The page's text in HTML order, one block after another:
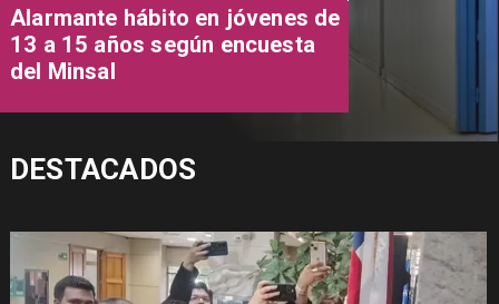
Alarmante hábito en jóvenes de
13 a 15 años según encuesta
del Minsal
DESTACADOS